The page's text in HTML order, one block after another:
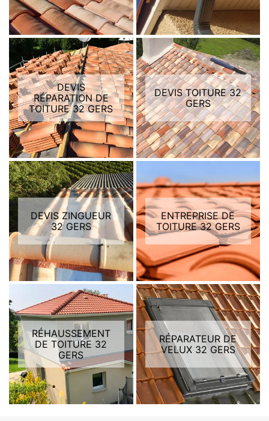
DEVIS
RÉPARATION DE
TOITURE 32 GERS
DEVIS TOITURE 32
GERS
DEVIS ZINGUEUR
32 GERS
ENTREPRISE DE
TOITURE 32 GERS
RÉHAUSSEMENT
DE TOITURE 32
GERS
RÉPARATEUR DE
VELUX 32 GERS